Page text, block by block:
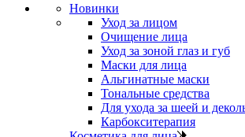
Новинки
Уход за лицом
Очищение лица
Уход за зоной глаз и губ
Маски для лица
Альгинатные маски
Тональные средства
Для ухода за шеей и
Карбокситерапия